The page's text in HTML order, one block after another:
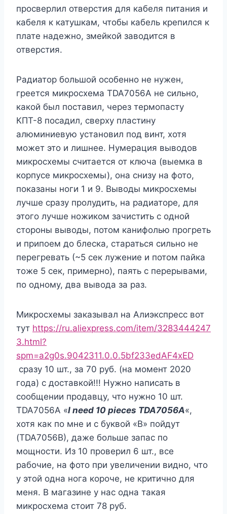
просверлил отверстия для кабеля питания и
кабеля к катушкам, чтобы кабель крепился к
плате надежно, змейкой заводится в
отверстия.
Радиатор большой особенно не нужен,
греется микросхема TDA7056A не сильно,
какой был поставил, через термопасту
КПТ-8 посадил, сверху пластину
алюминиевую установил под винт, хотя
может это и лишнее. Нумерация выводов
микросхемы считается от ключа (выемка в
корпусе микросхемы), она снизу на фото,
показаны ноги 1 и 9. Выводы микросхемы
лучше сразу пролудить, на радиаторе, для
этого лучше ножиком зачистить с одной
стороны выводы, потом канифолью прогреть
и припоем до блеска, стараться сильно не
перегревать (~5 сек лужение и потом пайка
тоже 5 сек, примерно), паять с перерывами,
по одному, два вывода за раз.
Микросхемы заказывал на Алиэкспресс вот
тут https://ru.aliexpress.com/item/3283444247
3.html?
spm=a2g0s.9042311.0.0.5bf233edAF4xED
сразу 10 шт., за 70 руб. (на момент 2020
года) с доставкой!!! Нужно написать в
сообщении продавцу, что нужно 10 шт.
TDA7056A «I need 10 pieces TDA7056А«,
хотя как по мне и с буквой «B» пойдут
(TDA7056В), даже больше запас по
мощности. Из 10 проверил 6 шт., все
рабочие, на фото при увеличении видно, что
у этой одна нога короче, не критично для
меня. В магазине у нас одна такая
микросхема стоит 78 руб.